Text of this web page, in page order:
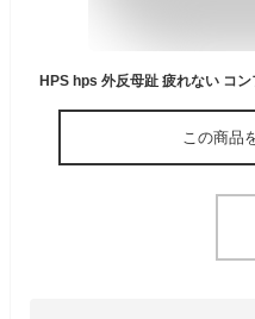
この商品